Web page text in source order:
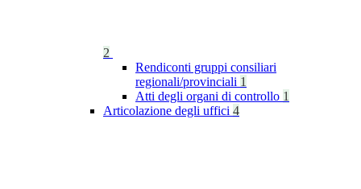
2
Rendiconti gruppi consiliari
regionali/provinciali 1
Atti degli organi di controllo 1
Articolazione degli uffici 4